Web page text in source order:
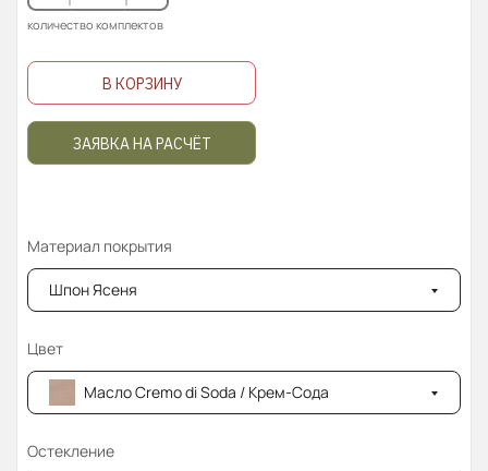
количество комплектов
В КОРЗИНУ
ЗАЯВКА НА РАСЧЁТ
Материал покрытия
Шпон Ясеня
Цвет
Масло Cremo di Soda / Крем-Сода
Остекление